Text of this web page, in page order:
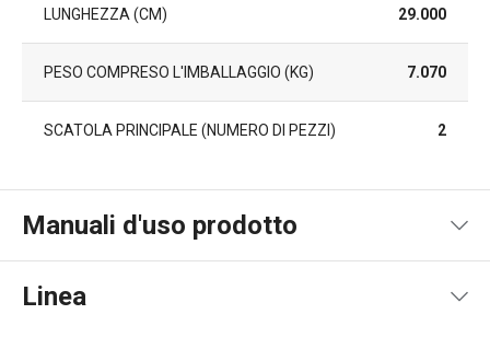
LUNGHEZZA (CM) 29.000
PESO COMPRESO L'IMBALLAGGIO (KG) 7.070
SCATOLA PRINCIPALE (NUMERO DI PEZZI) 2
Manuali d'uso prodotto
Linea